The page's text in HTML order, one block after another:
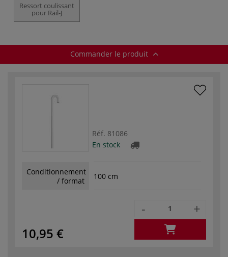
Ressort coulissant
pour Rail-J
Commander le produit
Réf. 81086
En stock
Conditionnement
/ format
100 cm
10,95 €
- +